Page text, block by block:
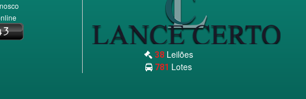
38Leilões
781 Lotes